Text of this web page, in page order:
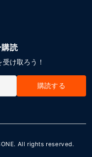
読
け取ろう！
購読する
. All rights reserved.